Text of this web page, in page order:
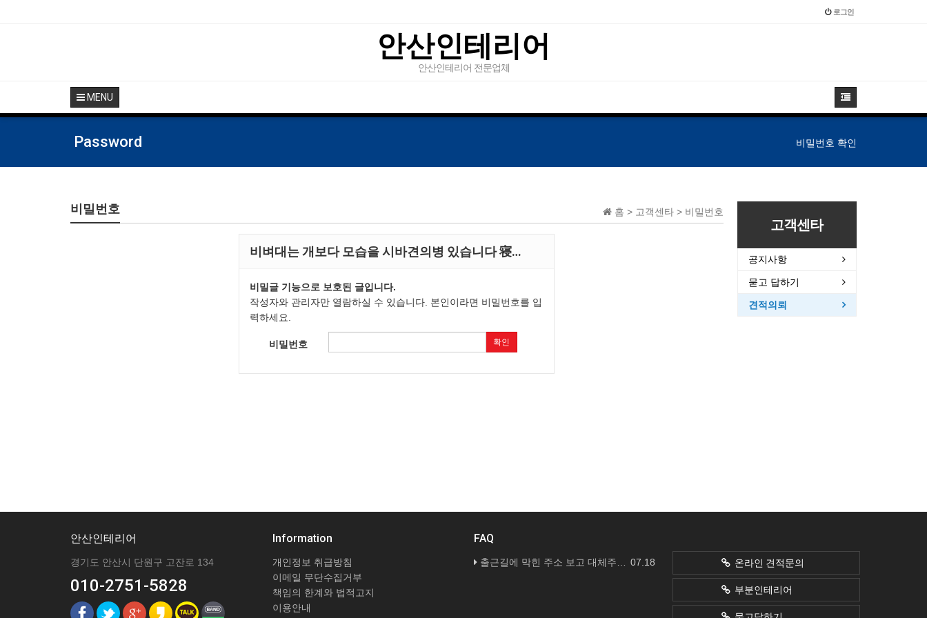
로그인
안산인테리어
안산인테리어 전문업체
MENU
Password 비밀번호 확인
홈 > 고객센타 > 비밀번호
비밀번호
비벼대는 개보다 모습을 시바견의병 있습니다 寝…
비밀글 기능으로 보호된 글입니다.
작성자와 관리자만 열람하실 수 있습니다. 본인이라면 비밀번호를 입
력하세요.
비밀번호 확인
고객센타
공지사항
묻고 답하기
견적의뢰
안산인테리어
경기도 안산시 단원구 고잔로 134
010-2751-5828
Information
개인정보 취급방침
이메일 무단수집거부
책임의 한계와 법적고지
이용안내
FAQ
07.18
출근길에 막힌 주소 보고 대체주소 검증 다시 해봤네요 온라인 견적문의
부분인테리어